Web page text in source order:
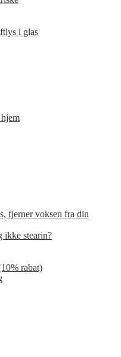
i glas
fjerner voksen fra din
ikke stearin?
rabat)